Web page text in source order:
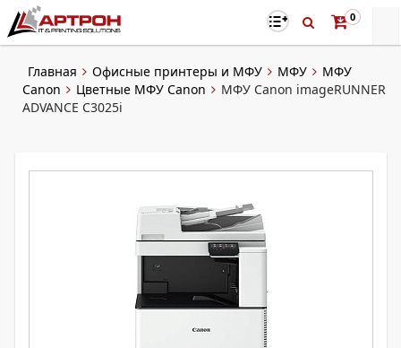
0
Главная Офисные принтеры и МФУ МФУ
МФУ
Canon
Цветные МФУ Canon
МФУ Canon imageRUNNER
ADVANCE C3025i